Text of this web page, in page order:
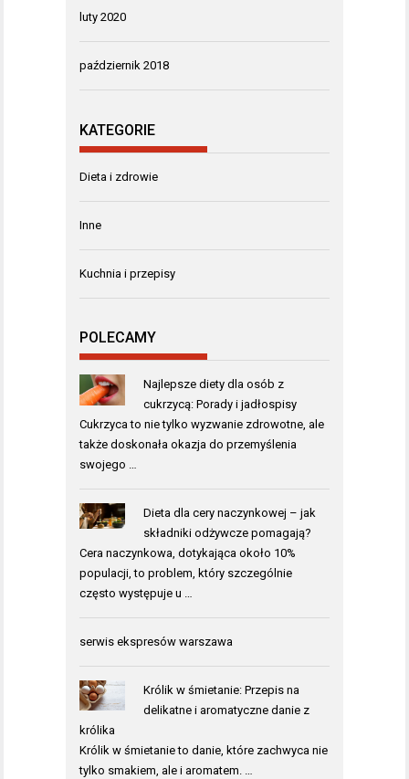
luty 2020
październik 2018
KATEGORIE
Dieta i zdrowie
Inne
Kuchnia i przepisy
POLECAMY
Najlepsze diety dla osób z
cukrzycą: Porady i jadłospisy
Cukrzyca to nie tylko wyzwanie zdrowotne, ale
także doskonała okazja do przemyślenia
swojego …
Dieta dla cery naczynkowej – jak
składniki odżywcze pomagają?
Cera naczynkowa, dotykająca około 10%
populacji, to problem, który szczególnie
często występuje u …
serwis ekspresów warszawa
Królik w śmietanie: Przepis na
delikatne i aromatyczne danie z
królika
Królik w śmietanie to danie, które zachwyca nie
tylko smakiem, ale i aromatem. …